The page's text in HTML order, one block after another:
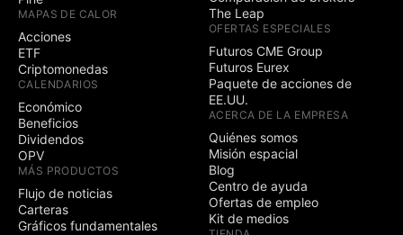
MAPAS DE CALOR
Acciones
ETF
Criptomonedas
CALENDARIOS
Económico
Beneficios
Dividendos
OPV
MÁS PRODUCTOS
Flujo de noticias
Carteras
Gráficos fundamentales
The Leap
OFERTAS ESPECIALES
Futuros CME Group
Futuros Eurex
Paquete de acciones de
EE.UU.
ACERCA DE LA EMPRESA
Quiénes somos
Misión espacial
Blog
Centro de ayuda
Ofertas de empleo
Kit de medios